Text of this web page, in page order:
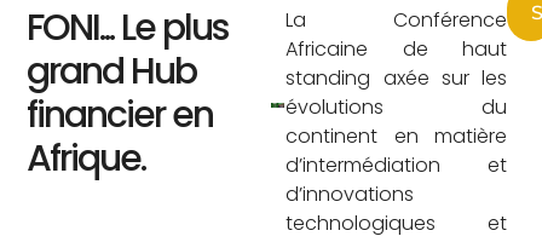
FONI... Le plus
grand Hub
financier en
Afrique.
La Conférence
Africaine de haut
standing axée sur les
évolutions du
continent en matière
d’intermédiation et
d’innovations
technologiques et